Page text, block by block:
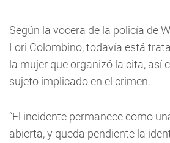
Según la vocera de la policía de
Lori Colombino, todavía está
la mujer que organizó la cita, así
sujeto implicado en el crimen.
“El incidente permanece como
abierta, y queda pendiente la